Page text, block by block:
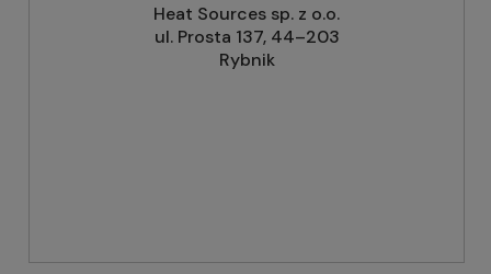
Heat Sources sp. z o.o.
ul. Prosta 137, 44–203
Rybnik